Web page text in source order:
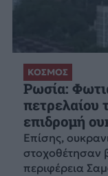
ΚΟΣΜΟΣ
Ρωσία:
πετρελαίου
επιδρομή
Επίσης,
στοχοθέτησαν
περιφέρεια